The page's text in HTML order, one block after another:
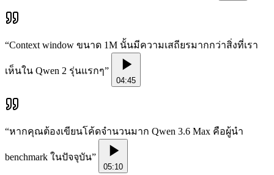
“Context window ขนาด 1M นั้นมีความเสถียรมากกว่าสิ่งที่เรา
เห็นใน Qwen 2 รุ่นแรกๆ”
04:45
“หากคุณต้องเขียนโค้ดจำนวนมาก Qwen 3.6 Max คือผู้นำ
benchmark ในปัจจุบัน”
05:10